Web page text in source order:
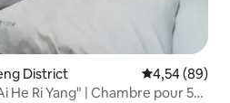
District Évaluation
4,54 (89)
He Ri Yang" | Chambre pour 5